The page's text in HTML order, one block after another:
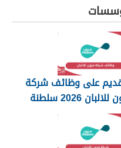
على وظائف شركة
مزون للالبان 2026 سلطنة